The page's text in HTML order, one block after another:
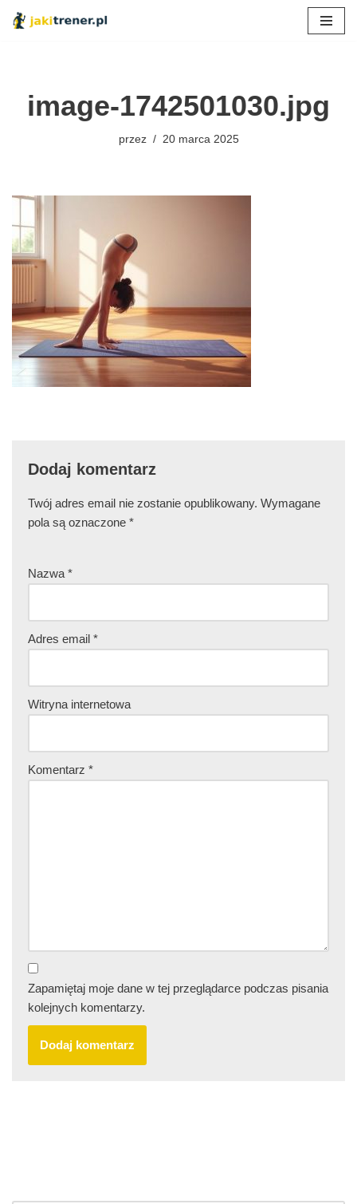
image-1742501030.jpg
przez 20 marca 2025
Dodaj komentarz
Twój adres email nie zostanie opublikowany. Wymagane
pola są oznaczone *
Nazwa *
Adres email *
Witryna internetowa
Komentarz *
Zapamiętaj moje dane w tej przeglądarce podczas pisania
kolejnych komentarzy.